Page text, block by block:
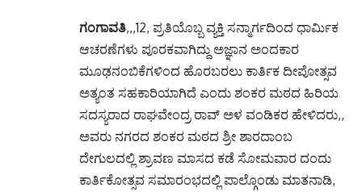
ಗಂಗಾವತಿ,,,12, ಪ್ರತಿಯೊಬ್ಬ ವ್ಯಕ್ತಿ ಸನ್ಮಾರ್ಗದಿಂದ ಧಾರ್ಮಿಕ
ಆಚರಣೆಗಳು ಪೂರಕವಾಗಿದ್ದು ಅಜ್ಞಾನ ಅಂದಕಾರ
ಮೂಢನಂಬಿಕೆಗಳಿಂದ ಹೊರಬರಲು ಕಾರ್ತಿಕ ದೀಪೋತ್ಸವ
ಅತ್ಯಂತ ಸಹಕಾರಿಯಾಗಿದೆ ಎಂದು ಶಂಕರ ಮಠದ ಹಿರಿಯ
ಸದಸ್ಯರಾದ ರಾಘವೇಂದ್ರ ರಾವ್ ಅಳ ವಂಡಿಕರ ಹೇಳಿದರು,,
ಅವರು ನಗರದ ಶಂಕರ ಮಠದ ಶ್ರೀ ಶಾರದಾಂಬ
ದೇಗುಲದಲ್ಲಿ ಶ್ರಾವಣ ಮಾಸದ ಕಡೆ ಸೋಮವಾರ ದಂದು
ಕಾರ್ತಿಕೋತ್ಸವ ಸಮಾರಂಭದಲ್ಲಿ ಪಾಲ್ಗೊಂಡು ಮಾತನಾಡಿ,